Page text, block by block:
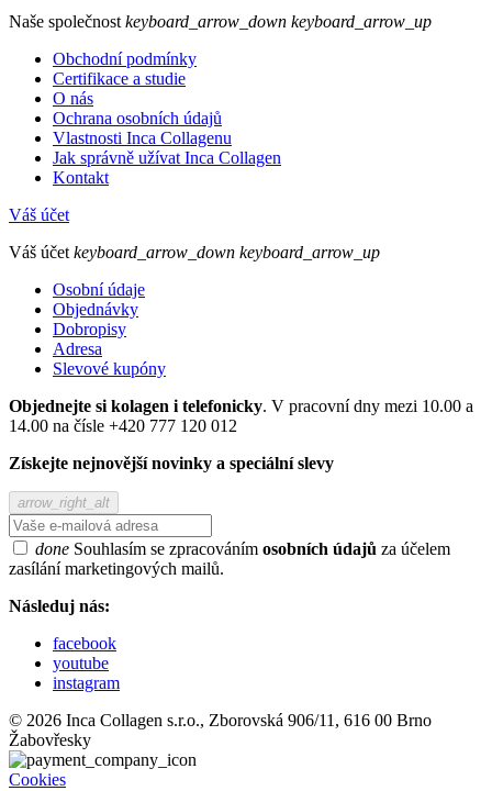
Naše společnost keyboard_arrow_down keyboard_arrow_up
Obchodní podmínky
Certifikace a studie
O nás
Ochrana osobních údajů
Vlastnosti Inca Collagenu
Jak správně užívat Inca Collagen
Kontakt
Váš účet
Váš účet keyboard_arrow_down keyboard_arrow_up
Osobní údaje
Objednávky
Dobropisy
Adresa
Slevové kupóny
Objednejte si kolagen i telefonicky. V pracovní dny mezi 10.00 a
14.00 na čísle +420 777 120 012
Získejte nejnovější novinky a speciální slevy
arrow_right_alt
done Souhlasím se zpracováním osobních údajů za účelem
zasílání marketingových mailů.
Následuj nás:
facebook
youtube
instagram
© 2026 Inca Collagen s.r.o., Zborovská 906/11, 616 00 Brno
Žabovřesky
Cookies